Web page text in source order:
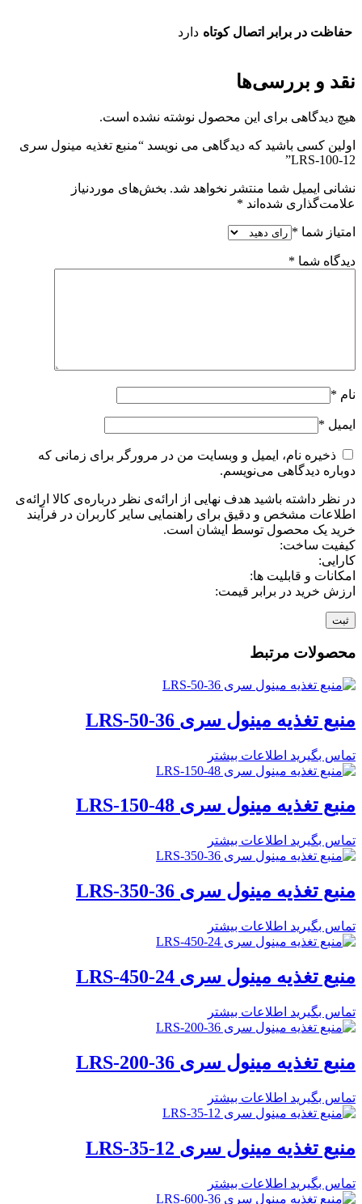
حفاظت در برابر اتصال کوتاه دارد
نقد و بررسی‌ها
هیچ دیدگاهی برای این محصول نوشته نشده است.
اولین کسی باشید که دیدگاهی می نویسد “منبع تغذیه مینول سری
LRS-100-12”
نشانی ایمیل شما منتشر نخواهد شد. بخش‌های موردنیاز
علامت‌گذاری شده‌اند *
امتیاز شما *
دیدگاه شما *
نام *
ایمیل *
ذخیره نام، ایمیل و وبسایت من در مرورگر برای زمانی که
دوباره دیدگاهی می‌نویسم.
در نظر داشته باشید هدف نهایی از ارائه‌ی نظر درباره‌ی کالا ارائه‌ی
اطلاعات مشخص و دقیق برای راهنمایی سایر کاربران در فرآیند
خرید یک محصول توسط ایشان است.
کیفیت ساخت:
کارایی:
امکانات و قابلیت ها:
ارزش خرید در برابر قیمت:
محصولات مرتبط
منبع تغذیه مینول سری LRS-50-36
تماس بگیرید اطلاعات بیشتر
منبع تغذیه مینول سری LRS-150-48
تماس بگیرید اطلاعات بیشتر
منبع تغذیه مینول سری LRS-350-36
تماس بگیرید اطلاعات بیشتر
منبع تغذیه مینول سری LRS-450-24
تماس بگیرید اطلاعات بیشتر
منبع تغذیه مینول سری LRS-200-36
تماس بگیرید اطلاعات بیشتر
منبع تغذیه مینول سری LRS-35-12
تماس بگیرید اطلاعات بیشتر